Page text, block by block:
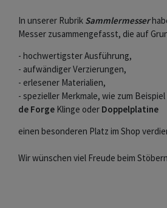
In unserer Rubrik Sammlermesser
Messer zusammengefasst, die auf
- hochwertigster Ausführung,
- aufwändiger Verzierungen,
- erlesener Materialien,
- spezieller Merkmale, wie zum Beispiel
de Forge Klinge oder Doppelplatine
einen besonderen Platz im Shop
Wir wünschen viel Freude beim